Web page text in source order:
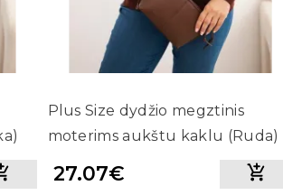
Plus Size dydžio megztinis
moterims aukštu kaklu (Ruda)
27.07€